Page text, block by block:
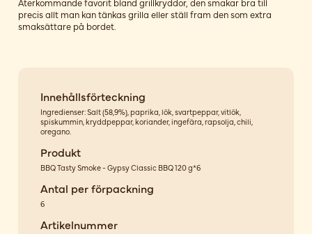
precis allt man kan tänkas grilla eller ställ fram den som extra
smaksättare på bordet.
Innehållsförteckning
Ingredienser: Salt (58,9%), paprika, lök, svartpeppar, vitlök,
spiskummin, kryddpeppar, koriander, ingefära, rapsolja, chili,
oregano.
Produkt
BBQ Tasty Smoke - Gypsy Classic BBQ 120 g*6
Antal per förpackning
6
Artikelnummer